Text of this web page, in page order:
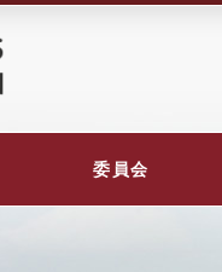
委員会